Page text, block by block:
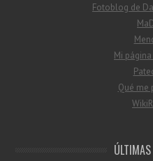
Fotoblog de
Mi
Qué me